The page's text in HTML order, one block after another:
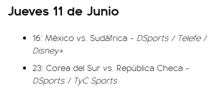
Jueves 11 de Junio
16: México vs. Sudáfrica - DSports / Telefe /
Disney+
23: Corea del Sur vs. República Checa -
DSports / TyC Sports